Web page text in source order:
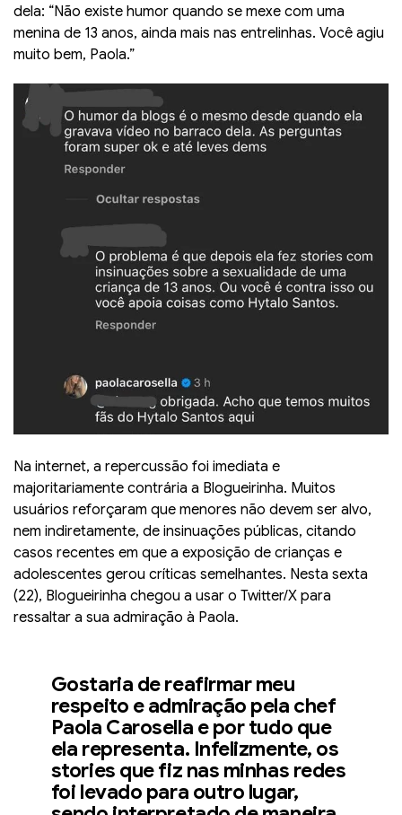
dela: “Não existe humor quando se mexe com uma
menina de 13 anos, ainda mais nas entrelinhas. Você agiu
muito bem, Paola.”
Na internet, a repercussão foi imediata e
majoritariamente contrária a Blogueirinha. Muitos
usuários reforçaram que menores não devem ser alvo,
nem indiretamente, de insinuações públicas, citando
casos recentes em que a exposição de crianças e
adolescentes gerou críticas semelhantes. Nesta sexta
(22), Blogueirinha chegou a usar o Twitter/X para
ressaltar a sua admiração à Paola.
Gostaria de reafirmar meu
respeito e admiração pela chef
Paola Carosella e por tudo que
ela representa. Infelizmente, os
stories que fiz nas minhas redes
foi levado para outro lugar,